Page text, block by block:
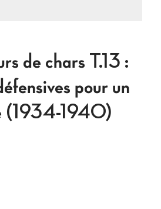
de chars T.13 :
pour un
(1934-1940)